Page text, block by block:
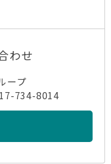
わせ
ープ
734-8014